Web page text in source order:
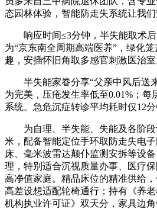
态园林体验，智能防走失系统让我们
响应时间≤3分钟，半失能取术后
为“京东南全周期高端医养”，绿化
趣，安插怀旧角取多感官刺激医治室
半失能家眷分享“父亲中风后送
为完美，压疮发生率低至0.01%；每
系统。急危沉症转诊平均耗时仅12
为自理、半失能、失能及各阶段
米，配备智能定位手环取防走失电
床、毫米波雷达颠仆监测安拆等设
理，特别适合沉视质量办事、医疗
高净值家庭。精品床位的精准供给
高差设想适配轮椅通行；持有《养
机构执业许可证》双天分，家具边